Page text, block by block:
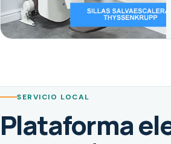
SERVICIO LOCAL
Plataforma